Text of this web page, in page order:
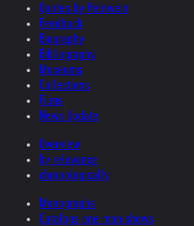
Quotes by Helnwein
Feedback
Biography
Bibliography
Museums
Collections
Films
News Update
Overview
by relevance
chronologically
Monographs
Catalogs one man shows